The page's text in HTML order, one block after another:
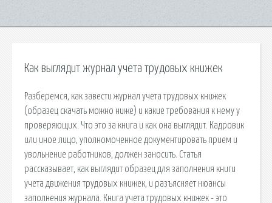
Как выглядит журнал учета трудовых книжек
Разберемся, как завести журнал учета трудовых книжек
(образец скачать можно ниже) и какие требования к нему у
проверяющих. Что это за книга и как она выглядит. Кадровик
или иное лицо, уполномоченное документировать прием и
увольнение работников, должен заносить. Статья
рассказывает, как выглядит образец для заполнения книги
учета движения трудовых книжек, и разъясняет нюансы
заполнения журнала. Книга учета трудовых книжек - это